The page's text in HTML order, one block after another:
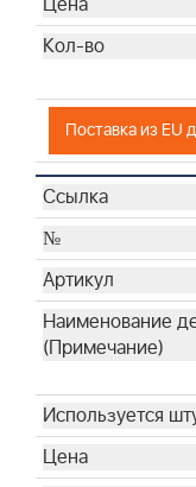
Поставка из EU